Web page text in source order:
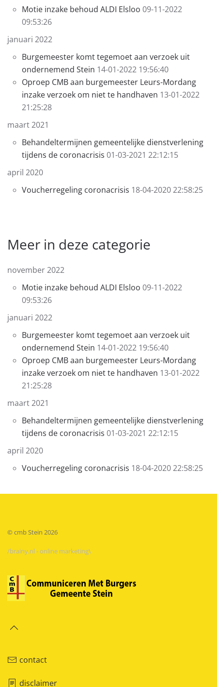
Motie inzake behoud ALDI Elsloo 09-11-2022
09:53:26
januari 2022
Burgemeester komt tegemoet aan verzoek uit
ondernemend Stein 14-01-2022 19:56:40
Oproep CMB aan burgemeester Leurs-Mordang
inzake verzoek om niet te handhaven 13-01-2022
21:25:28
maart 2021
Behandeltermijnen gemeentelijke dienstverlening
tijdens de coronacrisis 01-03-2021 22:12:15
april 2020
Voucherregeling coronacrisis 18-04-2020 22:58:25
Meer in deze categorie
november 2022
Motie inzake behoud ALDI Elsloo 09-11-2022
09:53:26
januari 2022
Burgemeester komt tegemoet aan verzoek uit
ondernemend Stein 14-01-2022 19:56:40
Oproep CMB aan burgemeester Leurs-Mordang
inzake verzoek om niet te handhaven 13-01-2022
21:25:28
maart 2021
Behandeltermijnen gemeentelijke dienstverlening
tijdens de coronacrisis 01-03-2021 22:12:15
april 2020
Voucherregeling coronacrisis 18-04-2020 22:58:25
© cmb Stein 2026
/brainy.nl - online marketing\
contact
disclaimer